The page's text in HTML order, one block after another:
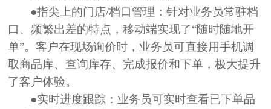
●指尖上的门店/档口管理：针对业务员常驻档
口、频繁出差的特点，移动端实现了“随时随地开
单”。客户在现场询价时，业务员可直接用手机调
取商品库、查询库存、完成报价和下单，极大提升
了客户体验。
●实时进度跟踪： 业务员可实时查看已下单品